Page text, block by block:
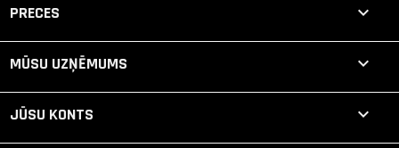
PRECES 
MŪSU UZŅĒMUMS 
JŪSU KONTS 